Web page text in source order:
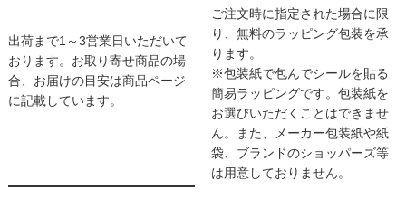
出荷まで1～3営業日いただいて
おります。お取り寄せ商品の場
合、お届けの目安は商品ページ
に記載しています。
ご注文時に指定された場合に限
り、無料のラッピング包装を承
ります。
※包装紙で包んでシールを貼る
簡易ラッピングです。包装紙を
お選びいただくことはできませ
ん。また、メーカー包装紙や紙
袋、ブランドのショッパーズ等
は用意しておりません。